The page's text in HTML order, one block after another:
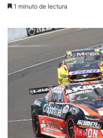
1 minuto de lectura